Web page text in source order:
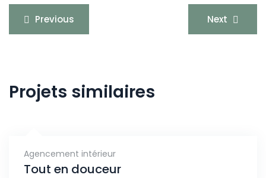
Navigation
de
Previous Next
Projets similaires
Agencement intérieur
Tout en douceur